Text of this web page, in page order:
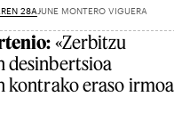
28A JUNE MONTERO VIGUERA
«Zerbitzu
desinbertsioa
kontrako eraso irmoa